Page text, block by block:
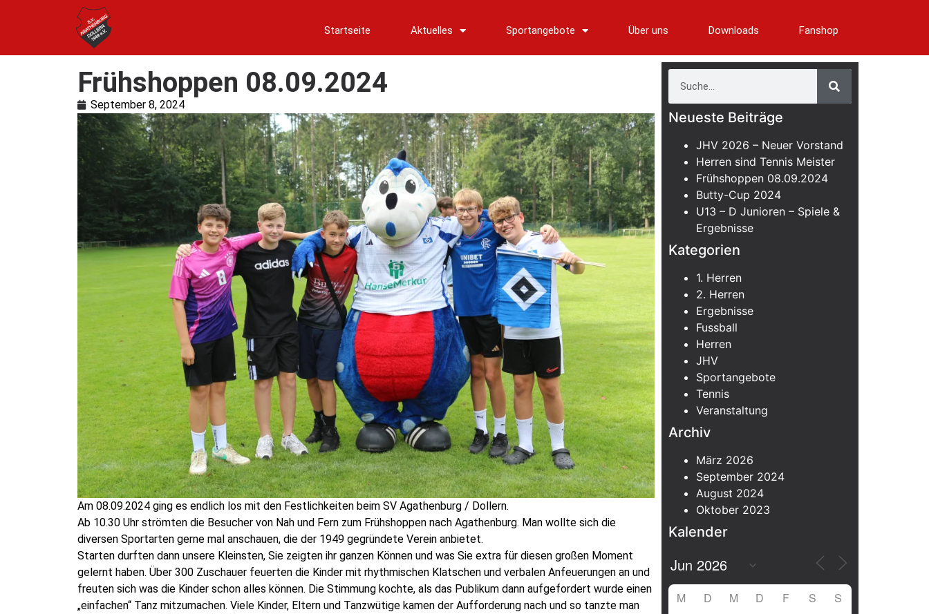
Startseite Aktuelles Sportangebote Über uns Downloads Fanshop
Frühshoppen 08.09.2024
September 8, 2024
Am 08.09.2024 ging es endlich los mit den Festlichkeiten beim SV Agathenburg / Dollern.
Ab 10.30 Uhr strömten die Besucher von Nah und Fern zum Frühshoppen nach Agathenburg. Man wollte sich die
diversen Sportarten gerne mal anschauen, die der 1949 gegründete Verein anbietet.
Starten durften dann unsere Kleinsten, Sie zeigten ihr ganzen Können und was Sie extra für diesen großen Moment
gelernt haben. Über 300 Zuschauer feuerten die Kinder mit rhythmischen Klatschen und verbalen Anfeuerungen an und
freuten sich was die Kinder schon alles können. Die Stimmung kochte, als das Publikum dann aufgefordert wurde einen
„einfachen“ Tanz mitzumachen. Viele Kinder, Eltern und Tanzwütige kamen der Aufforderung nach und so tanzte man
Neueste Beiträge
JHV 2026 – Neuer Vorstand
Herren sind Tennis Meister
Frühshoppen 08.09.2024
Butty-Cup 2024
U13 – D Junioren – Spiele &
Ergebnisse
Kategorien
1. Herren
2. Herren
Ergebnisse
Fussball
Herren
JHV
Sportangebote
Tennis
Veranstaltung
Archiv
März 2026
September 2024
August 2024
Oktober 2023
Kalender
M D M D F S
S